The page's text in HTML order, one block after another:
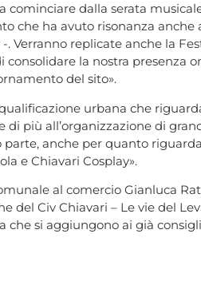
dalla serata
che ha avuto risonanza
replicate anche la
la nostra
del sito».
urbana che
più all’organizzazione di
anche per quanto
e Chiavari Cosplay».
al comercio Gianluca
del Civ Chiavari – Le vie del
si aggiungono ai già